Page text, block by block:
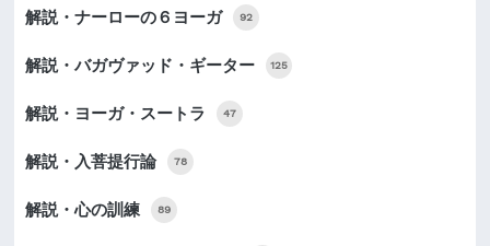
解説・ナーローの６ヨーガ 92
解説・バガヴァッド・ギーター 125
解説・ヨーガ・スートラ 47
解説・入菩提行論 78
解説・心の訓練 89